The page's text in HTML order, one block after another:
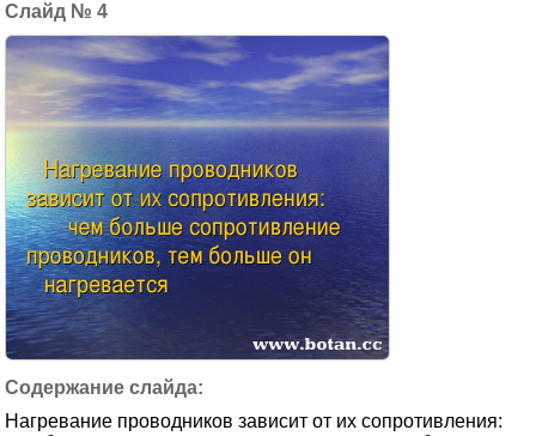
4
Нагревание проводников зависит от их сопротивления: